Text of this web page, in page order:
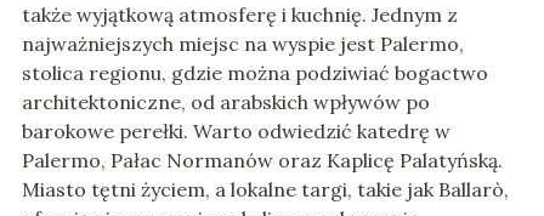
także wyjątkową atmosferę i kuchnię. Jednym z
najważniejszych miejsc na wyspie jest Palermo,
stolica regionu, gdzie można podziwiać bogactwo
architektoniczne, od arabskich wpływów po
barokowe perełki. Warto odwiedzić katedrę w
Palermo, Pałac Normanów oraz Kaplicę Palatyńską.
Miasto tętni życiem, a lokalne targi, takie jak Ballarò,